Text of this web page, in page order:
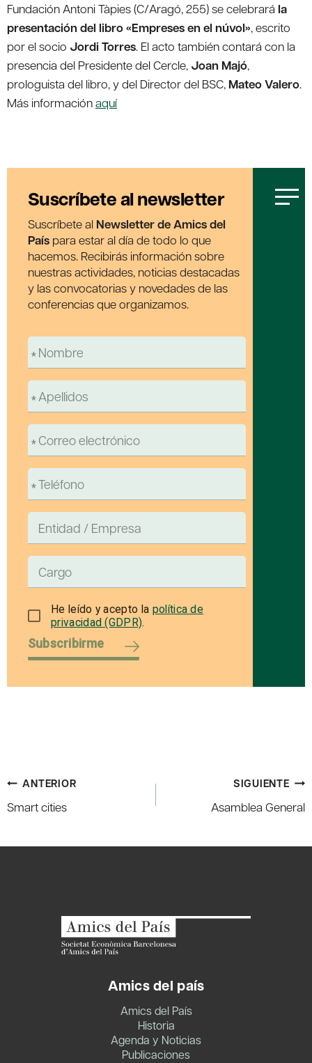
Fundación Antoni Tàpies (C/Aragó, 255) se celebrará la
presentación del libro «Empreses en el núvol», escrito
por el socio Jordi Torres. El acto también contará con la
presencia del Presidente del Cercle, Joan Majó,
prologuista del libro, y del Director del BSC, Mateo Valero.
Más informaciónaquí
Suscríbete al newsletter
Suscríbete al Newsletter de Amics del
País para estar al día de todo lo que
hacemos. Recibirás información sobre
nuestras actividades, noticias destacadas
y las convocatorias y novedades de las
conferencias que organizamos.
He leído y acepto la política de
privacidad (GDPR).
Subscribirme
Navegación
de
ANTERIOR
Smart cities
SIGUIENTE
Asamblea General
Amics del país
Amics del País
Historia
Agenda y Noticias
Publicaciones